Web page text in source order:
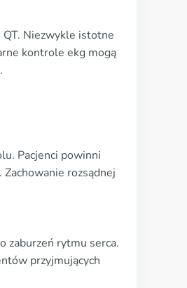
QT. Niezwykle istotne
kontrole ekg mogą
Pacjenci powinni
Zachowanie rozsądnej
zaburzeń rytmu serca.
przyjmujących